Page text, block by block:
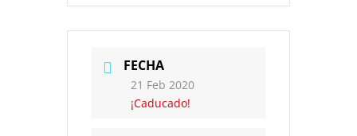
FECHA
21 Feb 2020
¡Caducado!